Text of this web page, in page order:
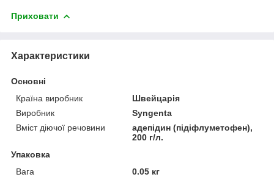
Приховати
Характеристики
Основні
Країна виробник
Швейцарія
Виробник
Syngenta
Вміст діючої речовини
адепідин (підіфлуметофен),
200 г/л.
Упаковка
Вага
0.05 кг